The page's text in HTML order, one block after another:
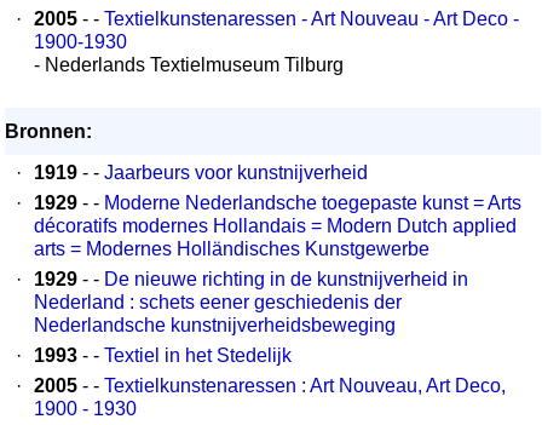
·
2005 - - Textielkunstenaressen - Art Nouveau - Art Deco -
1900-1930
- Nederlands Textielmuseum Tilburg
Bronnen:
·
1919 - - Jaarbeurs voor kunstnijverheid
·
1929 - - Moderne Nederlandsche toegepaste kunst = Arts
décoratifs modernes Hollandais = Modern Dutch applied
arts = Modernes Holländisches Kunstgewerbe
·
1929 - - De nieuwe richting in de kunstnijverheid in
Nederland : schets eener geschiedenis der
Nederlandsche kunstnijverheidsbeweging
·
1993 - - Textiel in het Stedelijk
·
2005 - - Textielkunstenaressen : Art Nouveau, Art Deco,
1900 - 1930